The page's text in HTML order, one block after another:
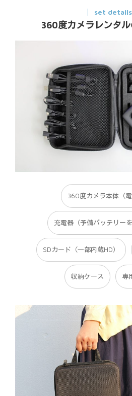
set details
360度カメラレンタ
360度カメラ本体（電
充電器（予備バッテリー
SDカード（一部内蔵HD）
収納ケース 専